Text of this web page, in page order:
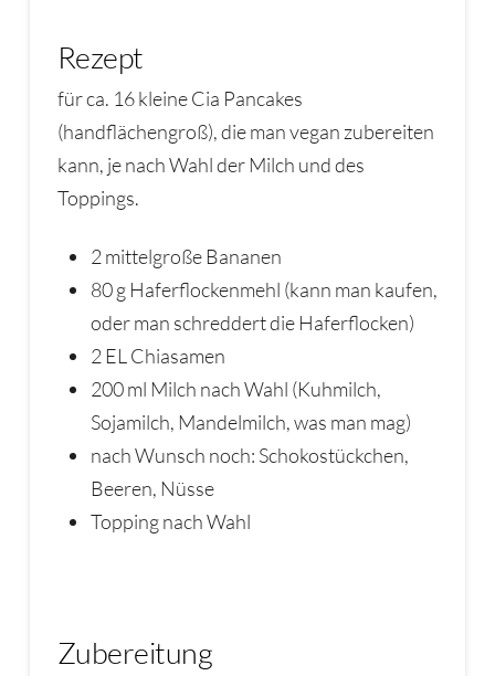
Rezept
für ca. 16 kleine Cia Pancakes
(handflächengroß), die man vegan zubereiten
kann, je nach Wahl der Milch und des
Toppings.
2 mittelgroße Bananen
80 g Haferflockenmehl (kann man kaufen,
oder man schreddert die Haferflocken)
2 EL Chiasamen
200 ml Milch nach Wahl (Kuhmilch,
Sojamilch, Mandelmilch, was man mag)
nach Wunsch noch: Schokostückchen,
Beeren, Nüsse
Topping nach Wahl
Zubereitung